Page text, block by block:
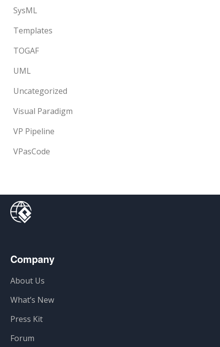
SysML
Templates
TOGAF
UML
Uncategorized
Visual Paradigm
VP Pipeline
VPasCode
Company
About Us
What’s New
Press Kit
Forum